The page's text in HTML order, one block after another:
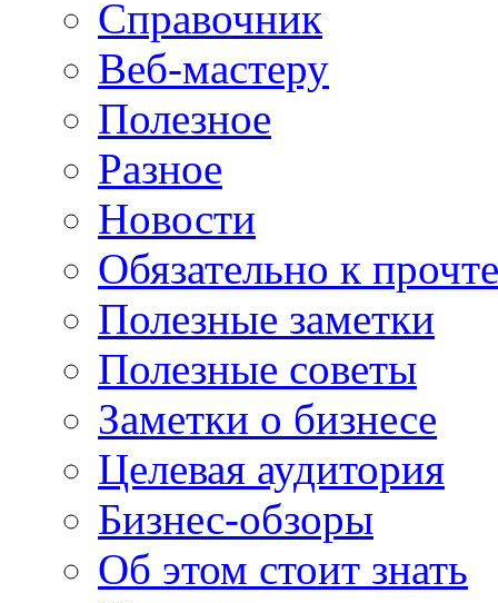
Справочник
Веб-мастеру
Полезное
Разное
Новости
Обязательно к
Полезные заметки
Полезные советы
Заметки о бизнесе
Целевая аудитория
Бизнес-обзоры
Об этом стоит знать